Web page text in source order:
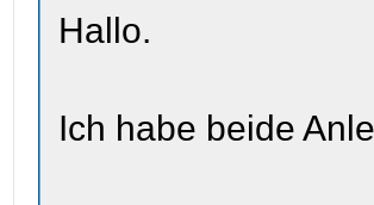
Hallo.
Ich habe beide